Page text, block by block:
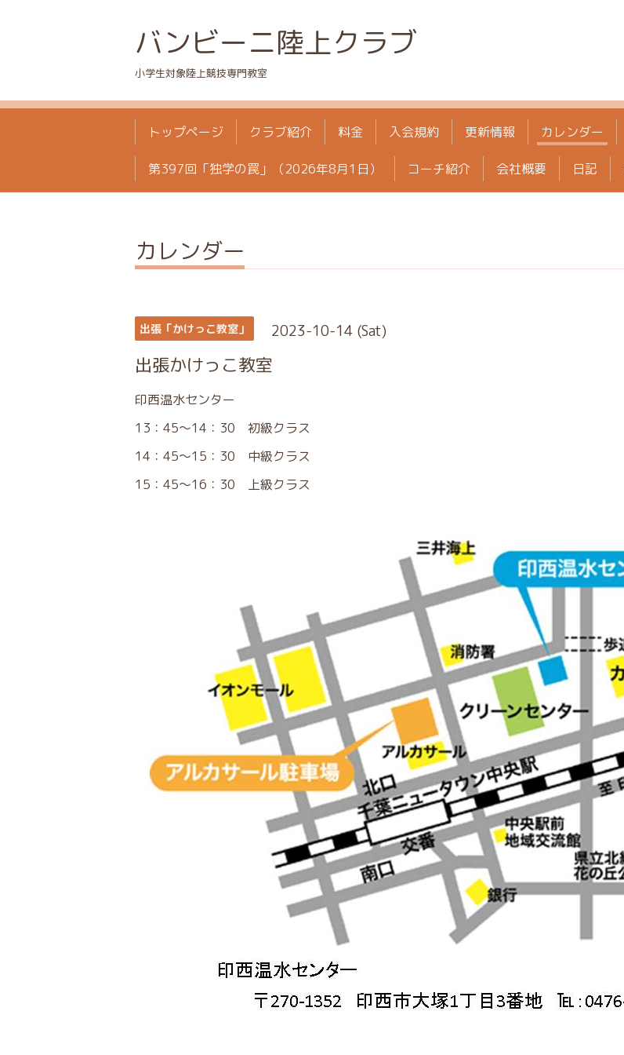
バンビーニ陸上クラブ
小学生対象陸上競技専門教室
トップページ クラブ紹介 料金 入会規約 更新情報 カレンダー
第397回「独学の罠」（2026年8月1日） コーチ紹介 会社概要 日記
カレンダー
出張「かけっこ教室」 2023-10-14 (Sat)
出張かけっこ教室
印西温水センター
13：45～14：30 初級クラス
14：45～15：30 中級クラス
15：45～16：30 上級クラス